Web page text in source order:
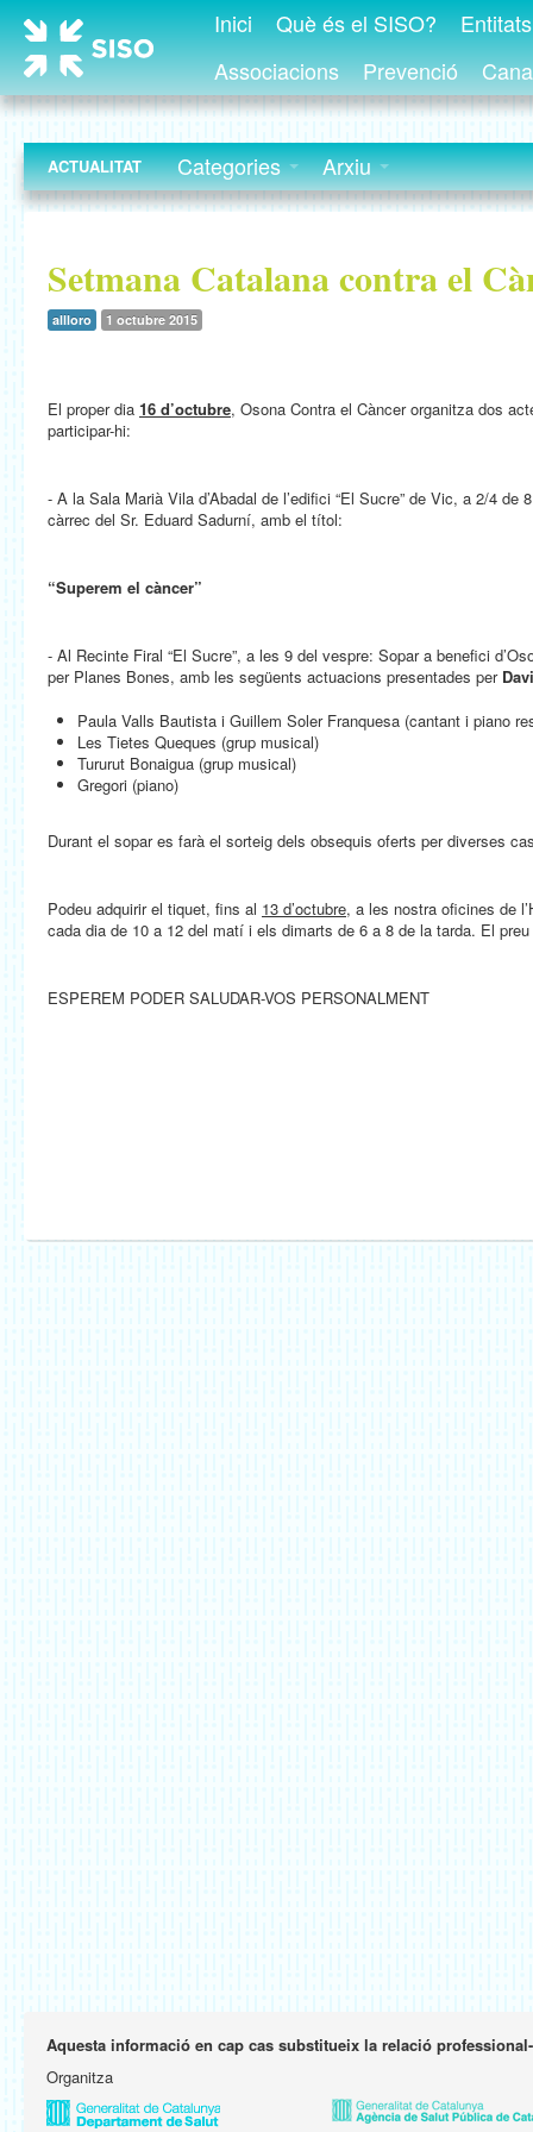
Inici Què és el SISO?
Associacions
Prevenció
ACTUALITAT Categories Arxiu
Setmana Catalana contra el
allloro 1 octubre 2015
El proper dia 16 d’octubre, Osona Contra el Càncer organitza dos
participar-hi:
- A la Sala Marià Vila d’Abadal de l’edifici “El Sucre” de Vic, a 2/4 de
càrrec del Sr. Eduard Sadurní, amb el títol:
“Superem el càncer”
- Al Recinte Firal “El Sucre”, a les 9 del vespre: Sopar a benefici
per Planes Bones, amb les següents actuacions presentades per
Paula Valls Bautista i Guillem Soler Franquesa (cantant i piano
Les Tietes Queques (grup musical)
Tururut Bonaigua (grup musical)
Gregori (piano)
Durant el sopar es farà el sorteig dels obsequis oferts per diverses
Podeu adquirir el tiquet, fins al 13 d’octubre, a les nostra oficines de
cada dia de 10 a 12 del matí i els dimarts de 6 a 8 de la tarda. El
ESPEREM PODER SALUDAR-VOS PERSONALMENT
Aquesta informació en cap cas substitueix la relació
Organitza